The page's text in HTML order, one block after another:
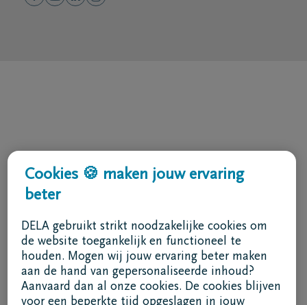
Cookies 🍪 maken jouw ervaring
beter
DELA gebruikt strikt noodzakelijke cookies om
de website toegankelijk en functioneel te
houden. Mogen wij jouw ervaring beter maken
aan de hand van gepersonaliseerde inhoud?
Aanvaard dan al onze cookies. De cookies blijven
voor een beperkte tijd opgeslagen in jouw